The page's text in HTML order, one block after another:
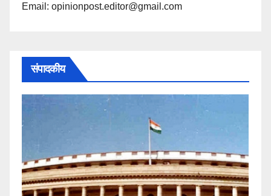
Email: opinionpost.editor@gmail.com
संपादकीय